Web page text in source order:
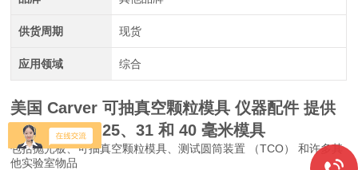
供货周期 现货
应用领域 综合
美国 Carver 可抽真空颗粒模具 仪器配件 提供
6、12、13、25、31 和 40 毫米模具
包括抛光板、可抽真空颗粒模具、测试圆筒装置 （TCO） 和许多其
他实验室物品